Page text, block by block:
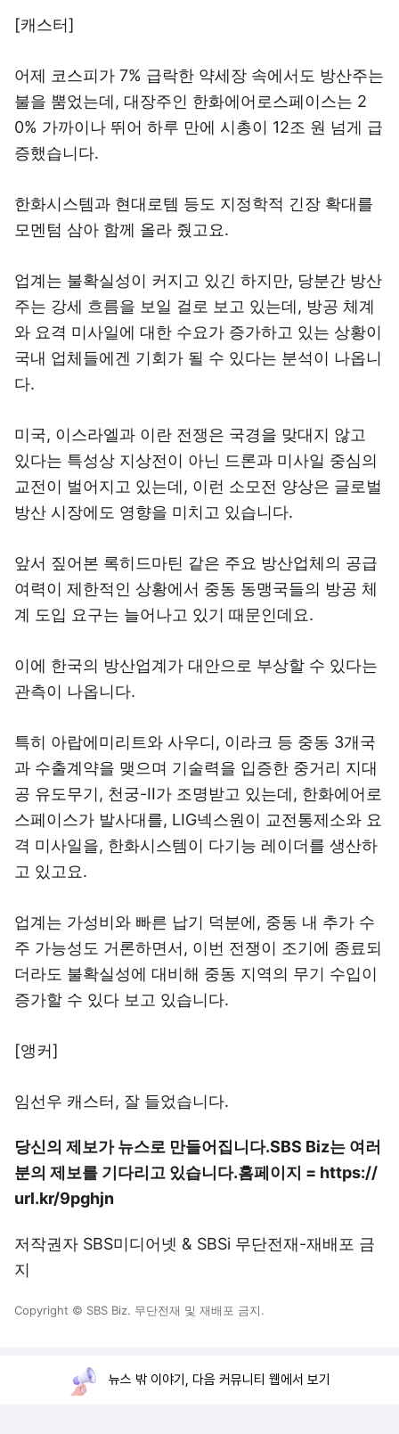
[캐스터]
어제 코스피가 7% 급락한 약세장 속에서도 방산주는
불을 뿜었는데, 대장주인 한화에어로스페이스는 2
0% 가까이나 뛰어 하루 만에 시총이 12조 원 넘게 급
증했습니다.
한화시스템과 현대로템 등도 지정학적 긴장 확대를
모멘텀 삼아 함께 올라 줬고요.
업계는 불확실성이 커지고 있긴 하지만, 당분간 방산
주는 강세 흐름을 보일 걸로 보고 있는데, 방공 체계
와 요격 미사일에 대한 수요가 증가하고 있는 상황이
국내 업체들에겐 기회가 될 수 있다는 분석이 나옵니
다.
미국, 이스라엘과 이란 전쟁은 국경을 맞대지 않고
있다는 특성상 지상전이 아닌 드론과 미사일 중심의
교전이 벌어지고 있는데, 이런 소모전 양상은 글로벌
방산 시장에도 영향을 미치고 있습니다.
앞서 짚어본 록히드마틴 같은 주요 방산업체의 공급
여력이 제한적인 상황에서 중동 동맹국들의 방공 체
계 도입 요구는 늘어나고 있기 때문인데요.
이에 한국의 방산업계가 대안으로 부상할 수 있다는
관측이 나옵니다.
특히 아랍에미리트와 사우디, 이라크 등 중동 3개국
과 수출계약을 맺으며 기술력을 입증한 중거리 지대
공 유도무기, 천궁-II가 조명받고 있는데, 한화에어로
스페이스가 발사대를, LIG넥스원이 교전통제소와 요
격 미사일을, 한화시스템이 다기능 레이더를 생산하
고 있고요.
업계는 가성비와 빠른 납기 덕분에, 중동 내 추가 수
주 가능성도 거론하면서, 이번 전쟁이 조기에 종료되
더라도 불확실성에 대비해 중동 지역의 무기 수입이
증가할 수 있다 보고 있습니다.
[앵커]
임선우 캐스터, 잘 들었습니다.
당신의 제보가 뉴스로 만들어집니다.SBS Biz는 여러
분의 제보를 기다리고 있습니다.홈페이지 = https://
url.kr/9pghjn
저작권자 SBS미디어넷 & SBSi 무단전재-재배포 금
지
Copyright © SBS Biz. 무단전재 및 재배포 금지.
뉴스 밖 이야기, 다음 커뮤니티 웹에서 보기